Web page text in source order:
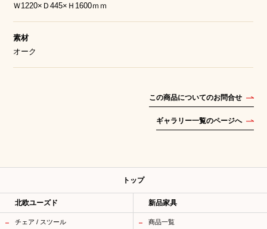
Ｗ1220×Ｄ445×Ｈ1600ｍｍ
素材
オーク
この商品についてのお問合せ
ギャラリー一覧のページへ
トップ
北欧ユーズド
チェア / スツール
新品家具
商品一覧